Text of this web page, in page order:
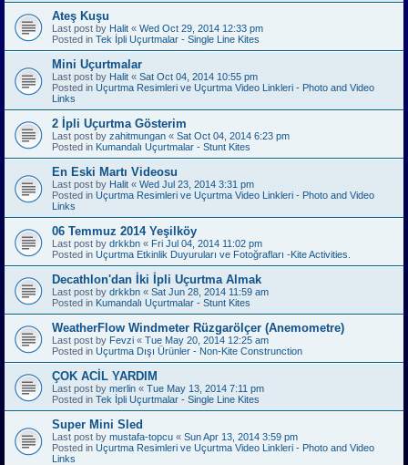
Ateş Kuşu
Last post by Halit « Wed Oct 29, 2014 12:33 pm
Posted in Tek İpli Uçurtmalar - Single Line Kites
Mini Uçurtmalar
Last post by Halit « Sat Oct 04, 2014 10:55 pm
Posted in Uçurtma Resimleri ve Uçurtma Video Linkleri - Photo and Video
Links
2 İpli Uçurtma Gösterim
Last post by zahitmungan « Sat Oct 04, 2014 6:23 pm
Posted in Kumandalı Uçurtmalar - Stunt Kites
En Eski Martı Videosu
Last post by Halit « Wed Jul 23, 2014 3:31 pm
Posted in Uçurtma Resimleri ve Uçurtma Video Linkleri - Photo and Video
Links
06 Temmuz 2014 Yeşilköy
Last post by drkkbn « Fri Jul 04, 2014 11:02 pm
Posted in Uçurtma Etkinlik Duyuruları ve Fotoğrafları -Kite Activities.
Decathlon'dan İki İpli Uçurtma Almak
Last post by drkkbn « Sat Jun 28, 2014 11:59 am
Posted in Kumandalı Uçurtmalar - Stunt Kites
WeatherFlow Windmeter Rüzgarölçer (Anemometre)
Last post by Fevzi « Tue May 20, 2014 12:25 am
Posted in Uçurtma Dışı Ürünler - Non-Kite Construnction
ÇOK ACİL YARDIM
Last post by merlin « Tue May 13, 2014 7:11 pm
Posted in Tek İpli Uçurtmalar - Single Line Kites
Super Mini Sled
Last post by mustafa-topcu « Sun Apr 13, 2014 3:59 pm
Posted in Uçurtma Resimleri ve Uçurtma Video Linkleri - Photo and Video
Links